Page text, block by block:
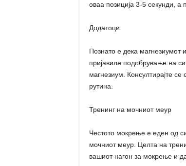
оваа позиција 3-5 секунди, а
Додатоци
Познато е дека магнезиумот
пријавиле подобрување на
магнезиум. Консултирајте
рутина.
Тренинг на мочниот меур
Честото мокрење е еден од
мочниот меур. Целта на
вашиот нагон за мокрење и